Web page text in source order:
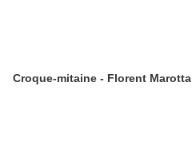
Croque-mitaine - Florent Marotta